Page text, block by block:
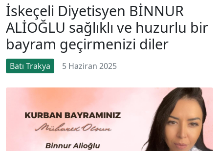
İskeçeli Diyetisyen BİNNUR
ALİOĞLU sağlıklı ve huzurlu bir
bayram geçirmenizi diler
Batı Trakya 5 Haziran 2025